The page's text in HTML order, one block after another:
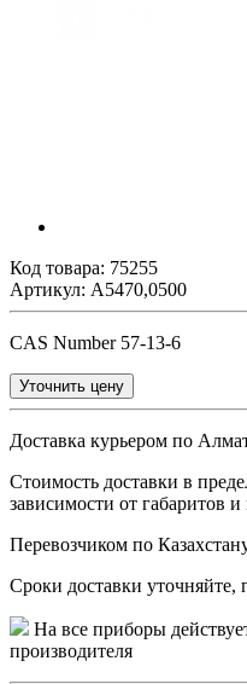
Код товара: 75255
Артикул: A5470,0500
CAS Number 57-13-6
Уточнить цену
Доставка курьером по
Стоимость доставки в
зависимости от габаритов и
Перевозчиком по
Сроки доставки уточняйте,
На все приборы
производителя